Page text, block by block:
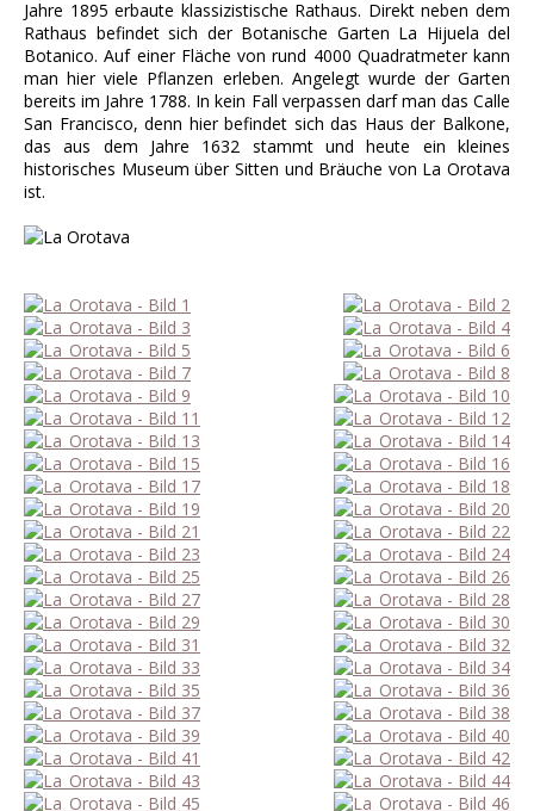
Jahre 1895 erbaute klassizistische Rathaus. Direkt neben dem
Rathaus befindet sich der Botanische Garten La Hijuela del
Botanico. Auf einer Fläche von rund 4000 Quadratmeter kann
man hier viele Pflanzen erleben. Angelegt wurde der Garten
bereits im Jahre 1788. In kein Fall verpassen darf man das Calle
San Francisco, denn hier befindet sich das Haus der Balkone,
das aus dem Jahre 1632 stammt und heute ein kleines
historisches Museum über Sitten und Bräuche von La Orotava
ist.